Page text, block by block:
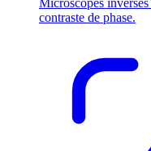
Microscopes inversés
contraste de phase.